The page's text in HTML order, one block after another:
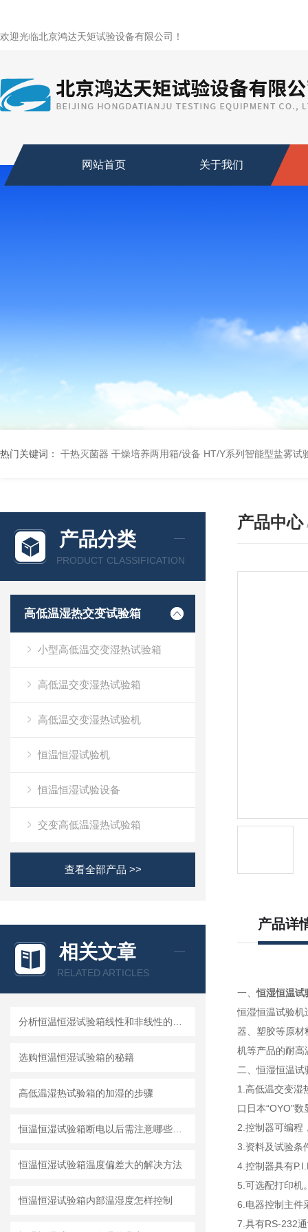
欢迎光临北京鸿达天矩试验设备有限公司！
网站首页 关于我们
热门关键词： 干热灭菌器 干燥培养两用箱/设备 HT/Y系列智能型盐雾试
产品分类
PRODUCT CLASSIFICATION
高低温湿热交变试验箱
小型高低温交变湿热试验箱
高低温交变湿热试验箱
高低温交变湿热试验机
恒温恒湿试验机
恒温恒湿试验设备
交变高低温湿热试验箱
查看全部产品 >>
相关文章
RELATED ARTICLES
选购恒温恒湿试验箱的秘籍
高低温湿热试验箱的加湿的步骤
恒温恒湿试验箱温度偏差大的解决方法
恒温恒湿试验箱内部温湿度怎样控制
产品中心
产品详
一、恒湿恒温试
恒湿恒温试验机
器、塑胶等原材
机等产品的耐高
二、恒湿恒温试
1.高低温交变湿
口日本“OYO”
2.控制器可编程
3.资料及试验条
4.控制器具有
5.可选配打印机
6.电器控制主件
7.具有RS-232